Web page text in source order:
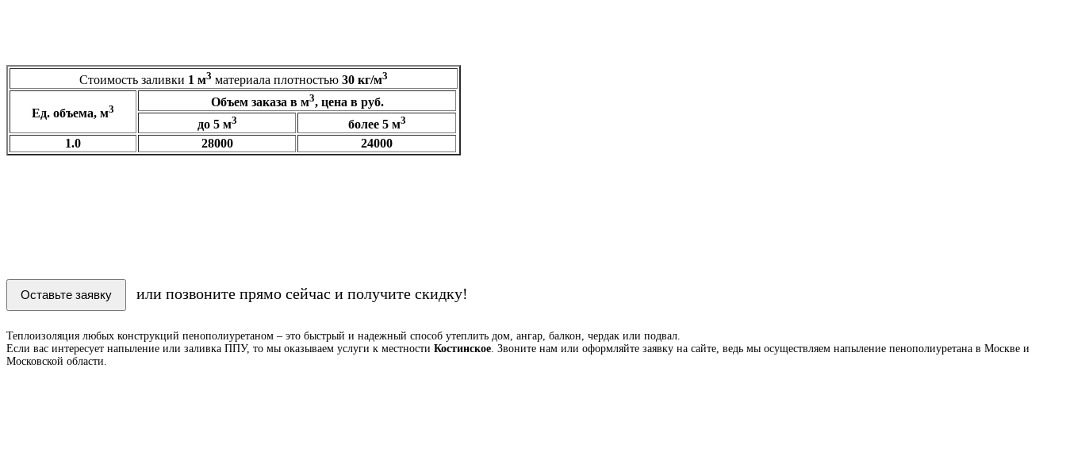
Стоимость заливки 1 м3 материала плотностью 30 кг/м3
Ед. объема, м3
Объем заказа в м3, цена в руб.
до 5 м3 более 5 м3
1.0 28000 24000
Оставьте заявку или позвоните прямо сейчас и получите скидку!
Теплоизоляция любых конструкций пенополиуретаном – это быстрый и надежный способ утеплить дом, ангар, балкон, чердак или подвал.
Если вас интересует напыление или заливка ППУ, то мы оказываем услуги к местности Костинское . Звоните нам или оформляйте заявку на сайте, ведь мы осуществляем напыление пенополиуретана в Москве и
Московской области.